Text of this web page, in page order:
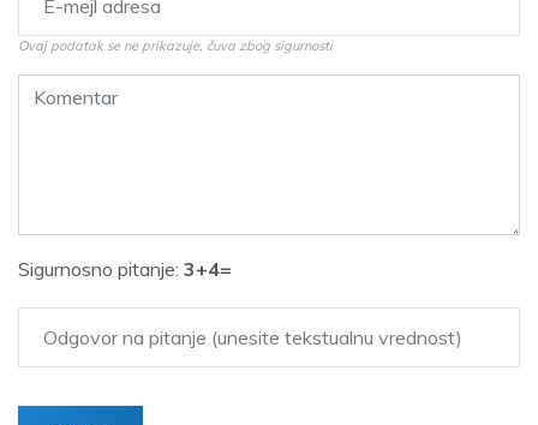
Ovaj podatak se ne prikazuje, čuva zbog sigurnosti
Sigurnosno pitanje: 3+4=